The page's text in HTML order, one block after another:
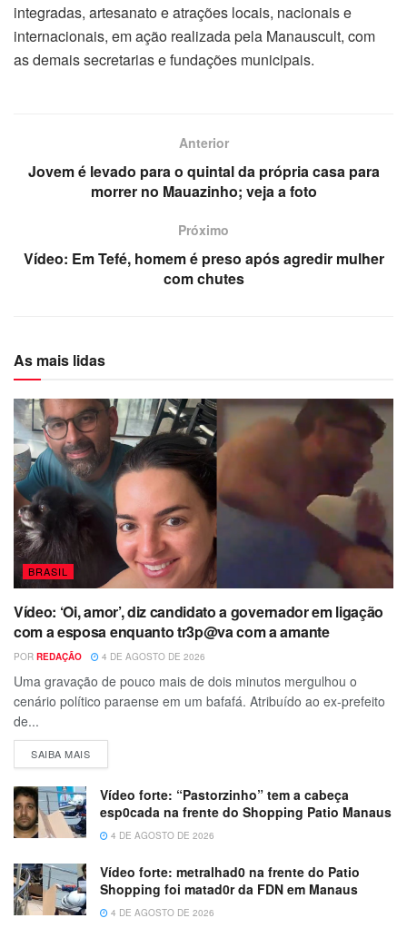
integradas, artesanato e atrações locais, nacionais e
internacionais, em ação realizada pela Manauscult, com
as demais secretarias e fundações municipais.
Anterior
Jovem é levado para o quintal da própria casa para
morrer no Mauazinho; veja a foto
Próximo
Vídeo: Em Tefé, homem é preso após agredir mulher
com chutes
As mais lidas
BRASIL
Vídeo: ‘Oi, amor’, diz candidato a governador em ligação
com a esposa enquanto tr3p@va com a amante
POR REDAÇÃO 4 DE AGOSTO DE 2026
Uma gravação de pouco mais de dois minutos mergulhou o
cenário político paraense em um bafafá. Atribuído ao ex-prefeito
de...
SAIBA MAIS
Vídeo forte: “Pastorzinho” tem a cabeça
esp0cada na frente do Shopping Patio Manaus
4 DE AGOSTO DE 2026
Vídeo forte: metralhad0 na frente do Patio
Shopping foi matad0r da FDN em Manaus
4 DE AGOSTO DE 2026